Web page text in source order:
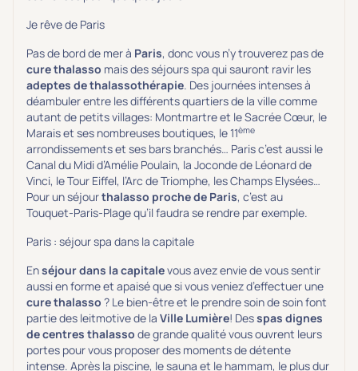
Je rêve de Paris
Pas de bord de mer à Paris, donc vous n’y trouverez pas de
cure thalasso mais des séjours spa qui sauront ravir les
adeptes de thalassothérapie. Des journées intenses à
déambuler entre les différents quartiers de la ville comme
autant de petits villages: Montmartre et le Sacrée Cœur, le
Marais et ses nombreuses boutiques, le 11ème
arrondissements et ses bars branchés… Paris c’est aussi le
Canal du Midi d’Amélie Poulain, la Joconde de Léonard de
Vinci, le Tour Eiffel, l’Arc de Triomphe, les Champs Elysées…
Pour un séjourthalasso proche de Paris, c’est au
Touquet-Paris-Plage qu’il faudra se rendre par exemple.
Paris : séjour spa dans la capitale
Enséjour dans la capitalevous avez envie de vous sentir
aussi en forme et apaisé que si vous veniez d’effectuer une
cure thalasso ? Le bien-être et le prendre soin de soin font
partie des leitmotive de la Ville Lumière! Desspas dignes
de centres thalasso de grande qualité vous ouvrent leurs
portes pour vous proposer des moments de détente
intense. Après la piscine, le sauna et le hammam, le plus dur